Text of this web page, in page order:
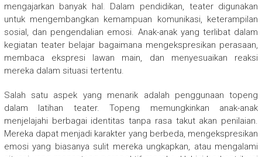
mengajarkan banyak hal. Dalam pendidikan, teater digunakan
untuk mengembangkan kemampuan komunikasi, keterampilan
sosial, dan pengendalian emosi. Anak-anak yang terlibat dalam
kegiatan teater belajar bagaimana mengekspresikan perasaan,
membaca ekspresi lawan main, dan menyesuaikan reaksi
mereka dalam situasi tertentu.
Salah satu aspek yang menarik adalah penggunaan topeng
dalam latihan teater. Topeng memungkinkan anak-anak
menjelajahi berbagai identitas tanpa rasa takut akan penilaian.
Mereka dapat menjadi karakter yang berbeda, mengekspresikan
emosi yang biasanya sulit mereka ungkapkan, atau mengalami